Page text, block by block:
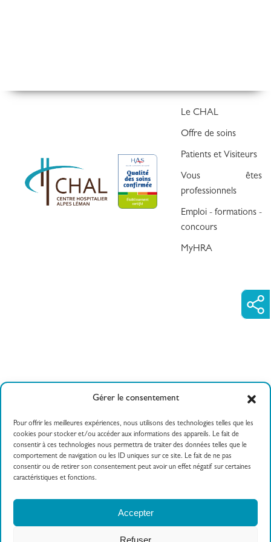
Gérer le consentement
Pour offrir les meilleures expériences, nous utilisons des technologies telles que les
cookies pour stocker et/ou accéder aux informations des appareils. Le fait de
consentir à ces technologies nous permettra de traiter des données telles que le
comportement de navigation ou les ID uniques sur ce site. Le fait de ne pas
consentir ou de retirer son consentement peut avoir un effet négatif sur certaines
caractéristiques et fonctions.
Accepter
Refuser
Le CHAL
Offre de soins
Patients et Visiteurs
Vous êtes
professionnels
Emploi - formations -
concours
MyHRA
74130 Contamine sur